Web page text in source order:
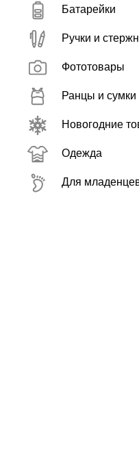
Батарейки
Ручки и
Фототовары
Ранцы и сумки
Новогодние
Одежда
Для